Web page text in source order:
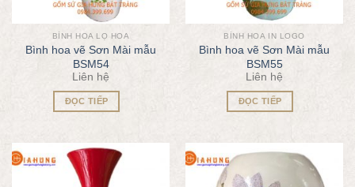
BÌNH HOA LỌ HOA
Bình hoa vẽ Sơn Mài mẫu
BSM54
Liên hệ
ĐỌC TIẾP
BÌNH HOA IN LOGO
Bình hoa vẽ Sơn Mài mẫu
BSM55
Liên hệ
ĐỌC TIẾP